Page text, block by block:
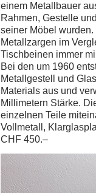
einem Metallbauer
Rahmen, Gestelle
seiner Möbel
Metallzargen im
Tischbeinen immer
Bei den um 1960
Metallgestell und
Materials aus und
Millimetern Stärke.
einzelnen Teile
Vollmetall,
CHF 450.–